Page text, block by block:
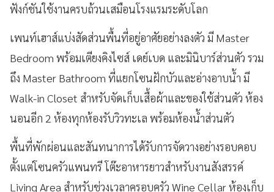
ฟังก์ชันใช้งานครบถ้วนเสมือนโรงแรมระดับโลก
เพนท์เฮาส์แบ่งสัดส่วนพื้นที่อยู่อาศัยอย่างลงตัว มี Master
Bedroom พร้อมเตียงคิงไซส์ เดย์เบด และมินิบาร์ส่วนตัว รวม
ถึง Master Bathroom ที่แยกโซนฝักบัวและอ่างอาบน้ำ มี
Walk-in Closet สำหรับจัดเก็บเสื้อผ้าและของใช้ส่วนตัว ห้อง
นอนอีก 2 ห้องทุกห้องรับวิวทะเล พร้อมห้องน้ำส่วนตัว
พื้นที่พักผ่อนและสันทนาการได้รับการจัดวางอย่างรอบคอบ
ตั้งแต่โซนครัวแพนทรี โต๊ะอาหารยาวสำหรับงานสังสรรค์
Living Area สำหรับช่วงเวลาครอบครัว Wine Cellar ห้องเก็บ